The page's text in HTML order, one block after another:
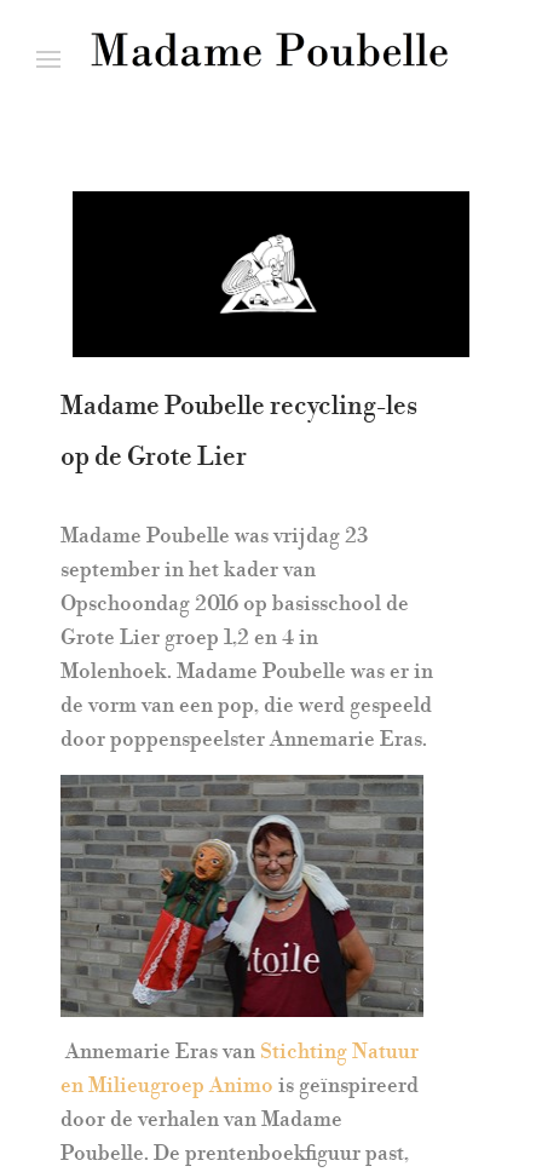
Madame Poubelle recycling-les
op de Grote Lier
Madame Poubelle was vrijdag 23
september in het kader van
Opschoondag 2016 op basisschool de
Grote Lier groep 1,2 en 4 in
Molenhoek. Madame Poubelle was er in
de vorm van een pop, die werd gespeeld
door poppenspeelster Annemarie Eras.
Annemarie Eras van Stichting Natuur
en Milieugroep Animo is geïnspireerd
door de verhalen van Madame
Poubelle. De prentenboekfiguur past,